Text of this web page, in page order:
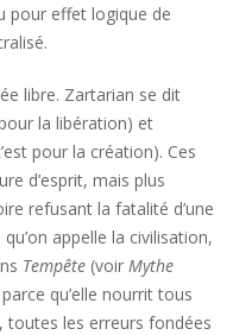
pour effet logique de
libre. Zartarian se dit
la libération) et
pour la création). Ces
d’esprit, mais plus
refusant la fatalité d’une
appelle la civilisation,
Tempête (voir Mythe
qu’elle nourrit tous
les erreurs fondées